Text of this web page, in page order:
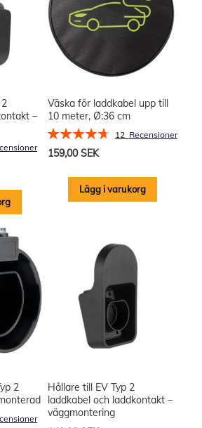
–
Väska för laddkabel upp till
10 meter, Ø:36 cm
Rating:
12 Recensioner
159,00 SEK
Lägg i varukorg
2
Hållare till EV Typ 2
laddkabel och laddkontakt –
väggmontering